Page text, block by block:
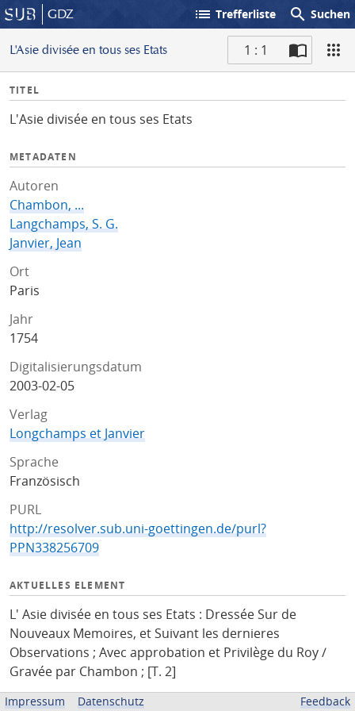
GDZ list Trefferliste search Suchen
L'Asie divisée en tous ses Etats 1 : 1
I
f
TITEL
L'Asie divisée en tous ses Etats
METADATEN
Autoren
Chambon, ...
Langchamps, S. G.
Janvier, Jean
Ort
Paris
Jahr
1754
Digitalisierungsdatum
2003-02-05
Verlag
Longchamps et Janvier
Sprache
Französisch
PURL
http://resolver.sub.uni-goettingen.de/purl?
PPN338256709
AKTUELLES ELEMENT
L' Asie divisée en tous ses Etats : Dressée Sur de
Nouveaux Memoires, et Suivant les dernieres
Observations ; Avec approbation et Privilège du Roy /
Gravée par Chambon ; [T. 2]
Impressum Datenschutz Feedback